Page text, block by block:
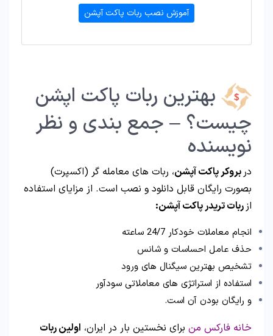
آموزش نصب ربات پاکت آپشن
بهترین ربات پاکت اپشن
چیست؟ – جمع بندی و نظر
نویسنده
دربروکر پاکت آپشن، ربات های معامله گر (اکسپرت)
بصورت رایگان قابل دانلود و نصب است. از مزایای استفاده
ازربات تریدر پاکت آپشن:
انجام معاملات خودکار 24/7 ساعته
حذف عامل احساسات و شانس
تشخیص بهترین سیگنال های ورود
استفاده از استراتژی های معاملاتی سودآور
و رایگان بودن آن است.
خانه فارکس من برای نخستین بار در ایران، اولین ربات